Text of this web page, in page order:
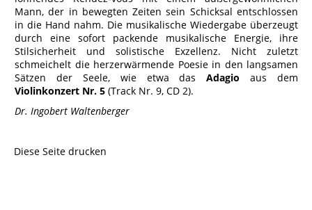
Mann, der in bewegten Zeiten sein Schicksal entschlossen
in die Hand nahm. Die musikalische Wiedergabe überzeugt
durch eine sofort packende musikalische Energie, ihre
Stilsicherheit und solistische Exzellenz. Nicht zuletzt
schmeichelt die herzerwärmende Poesie in den langsamen
Sätzen der Seele, wie etwa dasAdagio aus dem
Violinkonzert Nr. 5 (Track Nr. 9, CD 2).
Dr. Ingobert Waltenberger
Diese Seite drucken